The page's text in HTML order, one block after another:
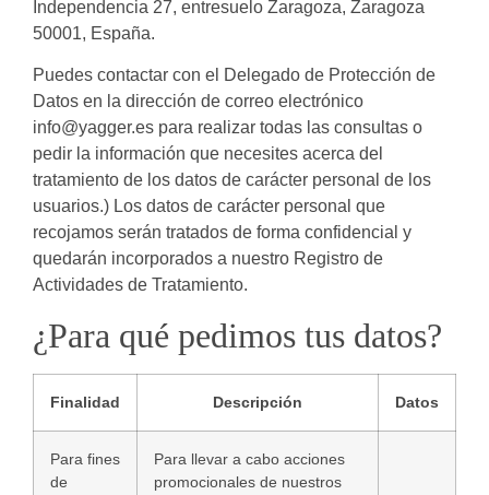
Independencia 27, entresuelo Zaragoza, Zaragoza
50001, España.
Puedes contactar con el Delegado de Protección de
Datos en la dirección de correo electrónico
info@yagger.es para realizar todas las consultas o
pedir la información que necesites acerca del
tratamiento de los datos de carácter personal de los
usuarios.) Los datos de carácter personal que
recojamos serán tratados de forma confidencial y
quedarán incorporados a nuestro Registro de
Actividades de Tratamiento.
¿Para qué pedimos tus datos?
Finalidad Descripción Datos
Para fines
de
Para llevar a cabo acciones
promocionales de nuestros